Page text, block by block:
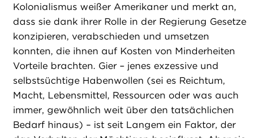
Kolonialismus weißer Amerikaner und merkt an,
dass sie dank ihrer Rolle in der Regierung Gesetze
konzipieren, verabschieden und umsetzen
konnten, die ihnen auf Kosten von Minderheiten
Vorteile brachten. Gier – jenes exzessive und
selbstsüchtige Habenwollen (sei es Reichtum,
Macht, Lebensmittel, Ressourcen oder was auch
immer, gewöhnlich weit über den tatsächlichen
Bedarf hinaus) – ist seit Langem ein Faktor, der